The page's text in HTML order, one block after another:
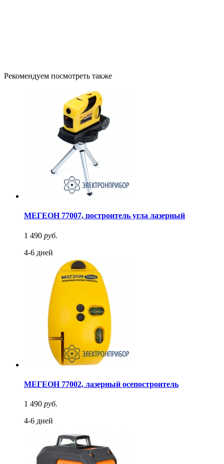
Рекомендуем посмотреть также
МЕГЕОН 77007, построитель угла лазерный
1 490 руб.
4-6 дней
МЕГЕОН 77002, лазерный осепостроитель
1 490 руб.
4-6 дней